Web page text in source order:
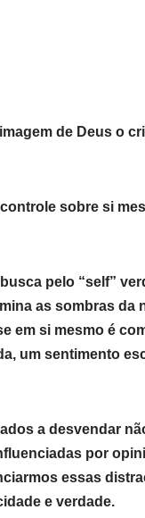
de Deus o
sobre si
pelo “self”
as sombras da
em si mesmo é
um sentimento
a desvendar
por
essas
e verdade.